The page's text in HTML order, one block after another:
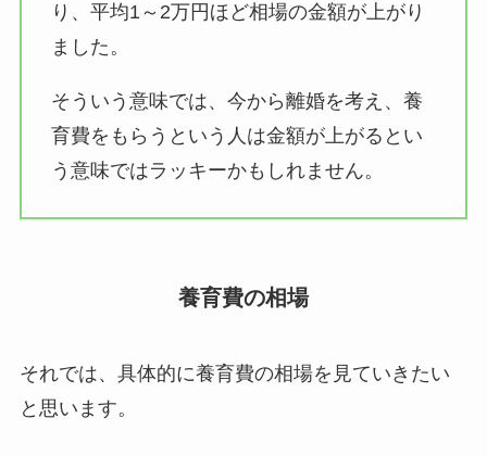
り、平均1～2万円ほど相場の金額が上がり
ました。
そういう意味では、今から離婚を考え、養
育費をもらうという人は金額が上がるとい
う意味ではラッキーかもしれません。
養育費の相場
それでは、具体的に養育費の相場を見ていきたい
と思います。